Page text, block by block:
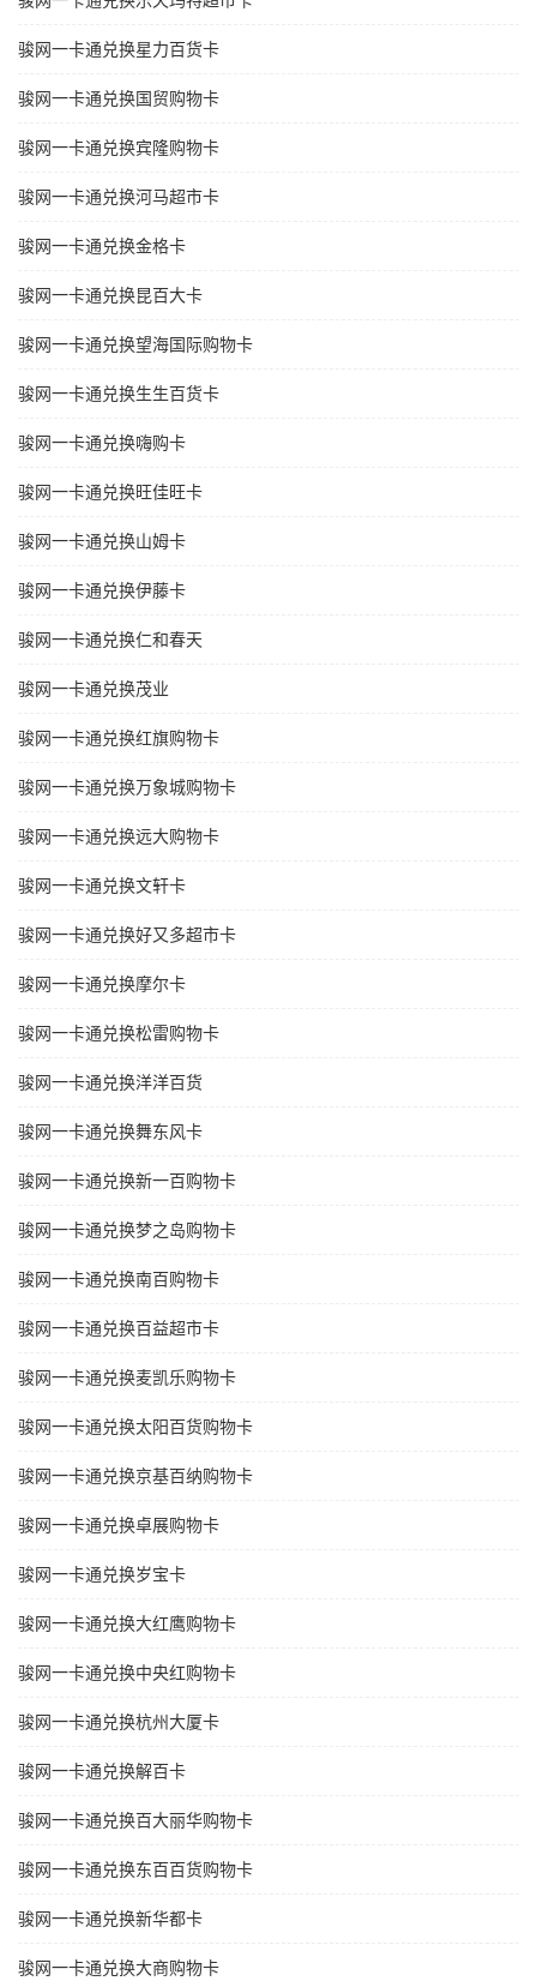
骏网一卡通兑换星力百货卡
骏网一卡通兑换国贸购物卡
骏网一卡通兑换宾隆购物卡
骏网一卡通兑换河马超市卡
骏网一卡通兑换金格卡
骏网一卡通兑换昆百大卡
骏网一卡通兑换望海国际购物卡
骏网一卡通兑换生生百货卡
骏网一卡通兑换嗨购卡
骏网一卡通兑换旺佳旺卡
骏网一卡通兑换山姆卡
骏网一卡通兑换伊藤卡
骏网一卡通兑换仁和春天
骏网一卡通兑换茂业
骏网一卡通兑换红旗购物卡
骏网一卡通兑换万象城购物卡
骏网一卡通兑换远大购物卡
骏网一卡通兑换文轩卡
骏网一卡通兑换好又多超市卡
骏网一卡通兑换摩尔卡
骏网一卡通兑换松雷购物卡
骏网一卡通兑换洋洋百货
骏网一卡通兑换舞东风卡
骏网一卡通兑换新一百购物卡
骏网一卡通兑换梦之岛购物卡
骏网一卡通兑换南百购物卡
骏网一卡通兑换百益超市卡
骏网一卡通兑换麦凯乐购物卡
骏网一卡通兑换太阳百货购物卡
骏网一卡通兑换京基百纳购物卡
骏网一卡通兑换卓展购物卡
骏网一卡通兑换岁宝卡
骏网一卡通兑换大红鹰购物卡
骏网一卡通兑换中央红购物卡
骏网一卡通兑换杭州大厦卡
骏网一卡通兑换解百卡
骏网一卡通兑换百大丽华购物卡
骏网一卡通兑换东百百货购物卡
骏网一卡通兑换新华都卡
骏网一卡通兑换大商购物卡